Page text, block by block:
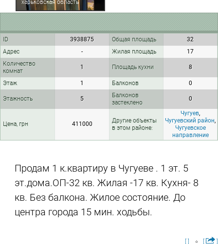
харьковская область
ID 3938875 Общая площадь
32
Адрес
- Жилая площадь
17
Количество
комнат
1 Площадь кухни 8
Этаж 1 Балконов 0
Этажность 5
Балконов
застеклено
0
Цена, грн 411000
Другие объекты
в этом районе:
Чугуев,
Чугуевский район,
Чугуевское
направление
Продам 1 к.квартиру в Чугуеве . 1 эт. 5
эт.дома.ОП-32 кв. Жилая -17 кв. Кухня- 8
кв. Без балкона. Жилое состояние. До
центра города 15 мин. ходьбы.